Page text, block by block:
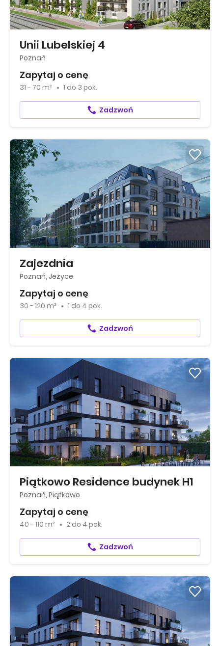
Unii Lubelskiej 4
Poznań
Zapytaj o cenę
31 - 70 m² 1 do 3 pok.
Zadzwoń
Zajezdnia
Poznań, Jeżyce
Zapytaj o cenę
30 - 120 m² 1 do 4 pok.
Zadzwoń
Piątkowo Residence budynek H1
Poznań, Piątkowo
Zapytaj o cenę
40 - 110 m² 2 do 4 pok.
Zadzwoń